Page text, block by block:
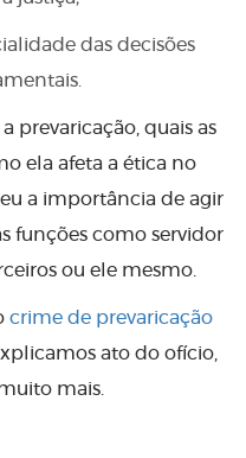
das decisões
prevaricação, quais as
ela afeta a ética no
a importância de agir
funções como servidor
ou ele mesmo.
crime de prevaricação
ato do ofício,
mais.